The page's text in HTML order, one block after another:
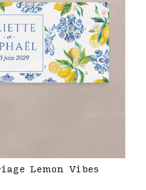
Lemon Vibes